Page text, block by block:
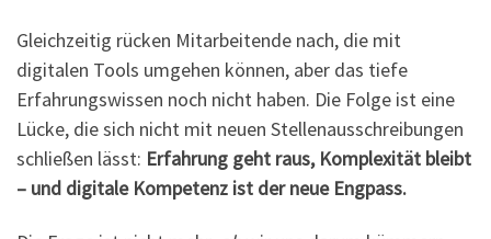
Gleichzeitig rücken Mitarbeitende nach, die mit
digitalen Tools umgehen können, aber das tiefe
Erfahrungswissen noch nicht haben. Die Folge ist eine
Lücke, die sich nicht mit neuen Stellenausschreibungen
schließen lässt: Erfahrung geht raus, Komplexität bleibt
– und digitale Kompetenz ist der neue Engpass.